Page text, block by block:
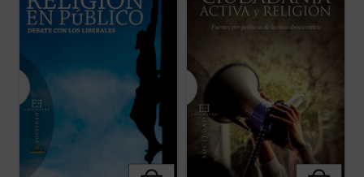
determinante en los últimos siglos del
pensamiento occidental. Es una corriente
que, si entre los siglos XVII ...(ver ficha)
esfera pública. Con la pretensión de
superar posiciones confesionalistas o
laicistas, la filosofía moral y ... (ver ficha)